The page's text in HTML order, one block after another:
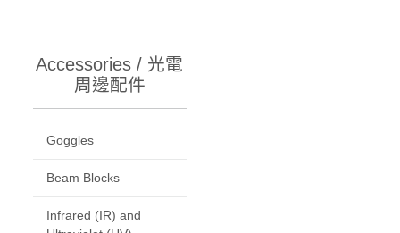
Accessories / 光電
周邊配件
Goggles
Beam Blocks
Infrared (IR) and